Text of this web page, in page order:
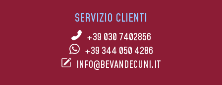
SERVIZIO CLIENTI
+39 030 7402856
+39 344 050 4286
INFO@BEVANDECUNI.IT